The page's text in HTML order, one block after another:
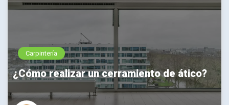
Carpintería
¿Cómo realizar un cerramiento de ático?